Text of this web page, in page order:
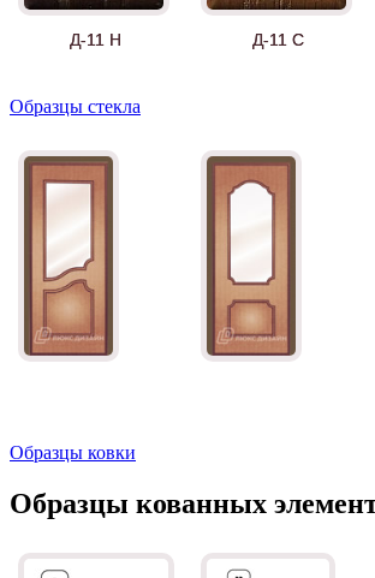
Д-11 Н Д-11 С
Д-15 60
Образцы стекла
Образцы ковки
Образцы кованных